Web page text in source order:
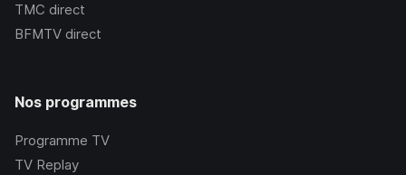
TMC direct
BFMTV direct
Nos programmes
Programme TV
TV Replay